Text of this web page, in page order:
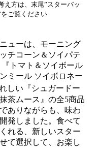
方は、末尾”スターバッ
ご覧ください
ューは、モーニング
チコーン＆ソイパテ
トマト＆ソイボール
ミール ソイボロネー
しい『シュガードー
茶ムース』の全5商品
ありながらも、味わ
発しました。食べて
れる、新しいスター
て選択して、お楽し